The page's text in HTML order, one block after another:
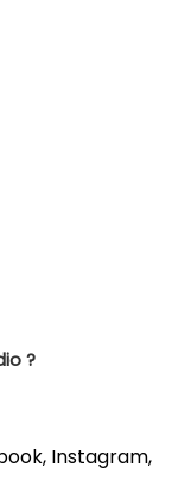
?
Instagram,